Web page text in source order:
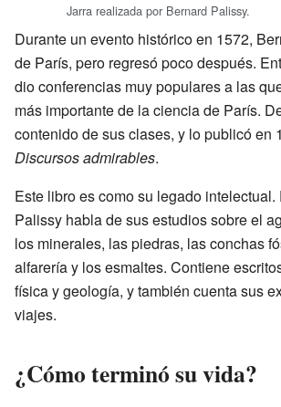
Jarra realizada por Bernard Palissy.
Durante un evento histórico en 1572,
de París, pero regresó poco después.
dio conferencias muy populares a las
más importante de la ciencia de París.
contenido de sus clases, y lo publicó en
Discursos admirables.
Este libro es como su legado intelectual.
Palissy habla de sus estudios sobre el
los minerales, las piedras, las conchas
alfarería y los esmaltes. Contiene
física y geología, y también cuenta sus
viajes.
¿Cómo terminó su vida?